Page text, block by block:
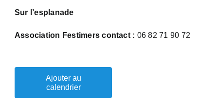
Sur l’esplanade
Association Festimers contact : 06 82 71 90 72
Ajouter au
calendrier